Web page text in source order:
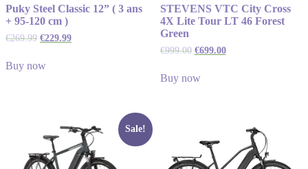
Puky Steel Classic 12” ( 3 ans
+ 95-120 cm )
€269.99 €229.99
Buy now
STEVENS VTC City Cross
4X Lite Tour LT 46 Forest
Green
€999.00 €699.00
Buy now
Sale!